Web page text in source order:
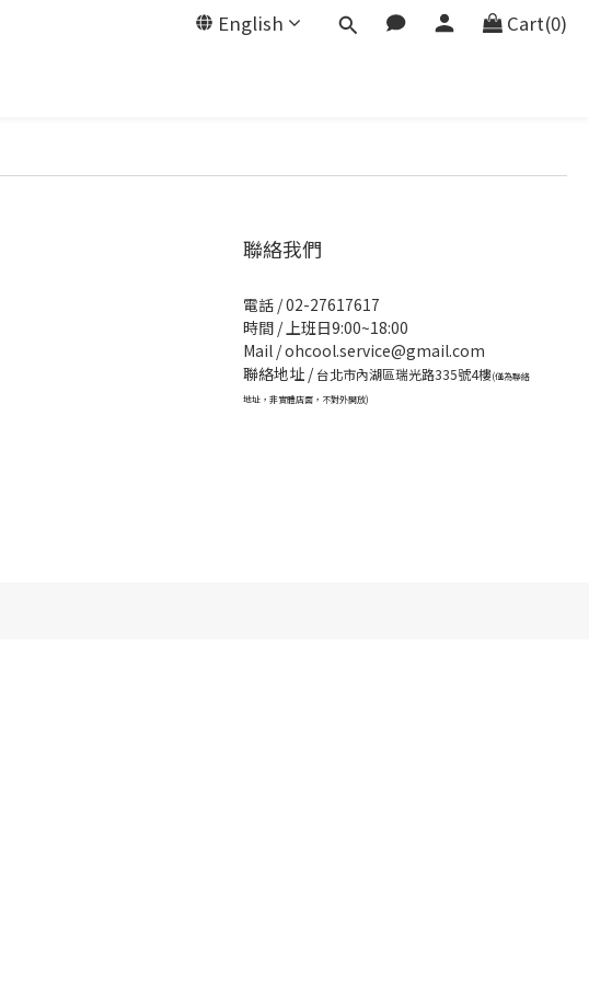
English Cart(0)
聯絡我們
電話 / 02-27617617
時間 / 上班日9:00~18:00
Mail / ohcool.service@gmail.com
聯絡地址 /台北市內湖區瑞光路335號4樓(僅為聯絡
地址，非實體店面，不對外開放)